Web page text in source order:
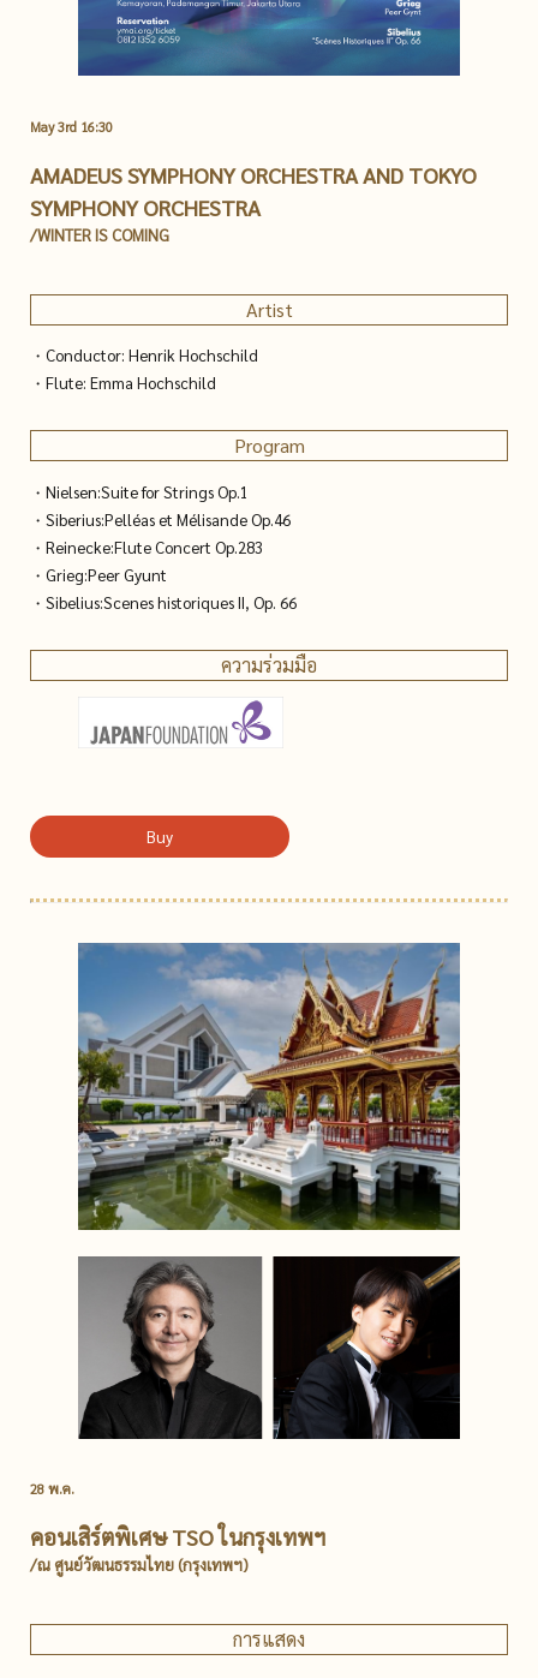
May 3rd 16:30
AMADEUS SYMPHONY ORCHESTRA AND TOKYO
SYMPHONY ORCHESTRA
/WINTER IS COMING
Artist
・Conductor: Henrik Hochschild
・Flute: Emma Hochschild
Program
・Nielsen:Suite for Strings Op.1
・Siberius:Pelléas et Mélisande Op.46
・Reinecke:Flute Concert Op.283
・Grieg:Peer Gyunt
・Sibelius:Scenes historiques II, Op. 66
ความร่วมมือ
Buy
28 พ.ค.
คอนเสิร์ตพิเศษ TSO ในกรุงเทพฯ
/ณ ศูนย์วัฒนธรรมไทย (กรุงเทพฯ)
การแสดง